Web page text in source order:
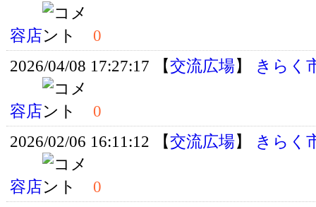
容店
0
2026/04/08 17:27:17 【交流広場】 きらく
容店
0
2026/02/06 16:11:12 【交流広場】 きらく
容店
0